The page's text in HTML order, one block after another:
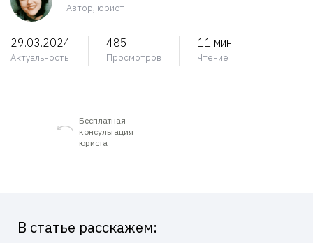
Автор, юрист
29.03.2024
Актуальность
485
Просмотров
11 мин
Чтение
Бесплатная
консультация
юриста
В статье расскажем: